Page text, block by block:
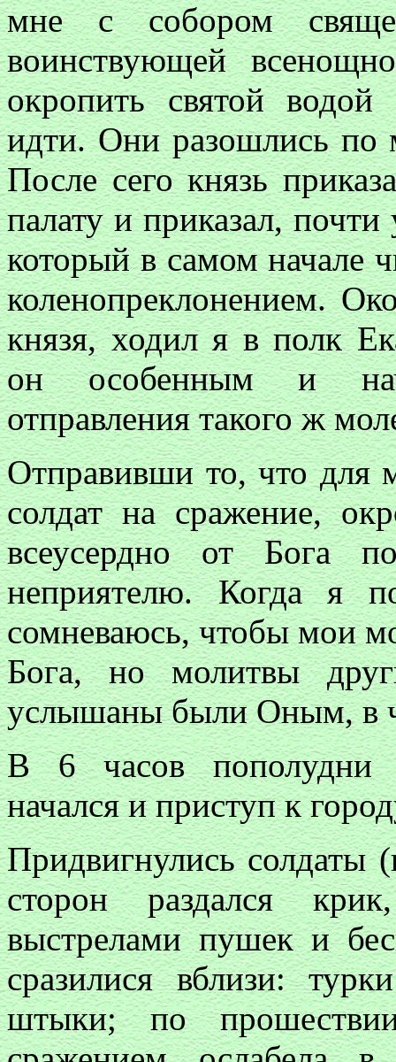
мне с собором
воинствующей
окропить святой
идти. Они разошлись по
После сего князь
палату и приказал,
который в самом начале
коленопреклонением.
князя, ходил я в полк
он особенным и
отправления такого ж
Отправивши то, что для
солдат на сражение,
всеусердно от Бога
неприятелю. Когда я
сомневаюсь, чтобы мои
Бога, но молитвы
услышаны были Оным, в
В 6 часов пополудни
начался и приступ к
Придвигнулись солдаты
сторон раздался
выстрелами пушек и
сразилися вблизи:
штыки; по